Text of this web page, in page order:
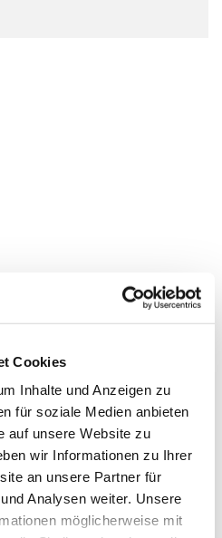
Cookies
Inhalte und Anzeigen zu
für soziale Medien anbieten
auf unsere Website zu
wir Informationen zu Ihrer
an unsere Partner für
Analysen weiter. Unsere
möglicherweise mit
Sie auch